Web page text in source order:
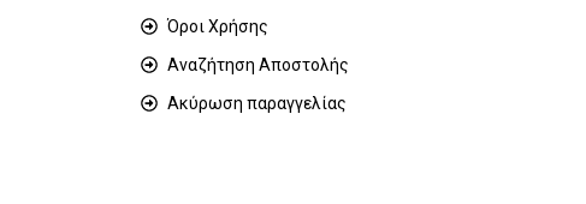
Όροι Χρήσης
Αναζήτηση Αποστολής
Ακύρωση παραγγελίας